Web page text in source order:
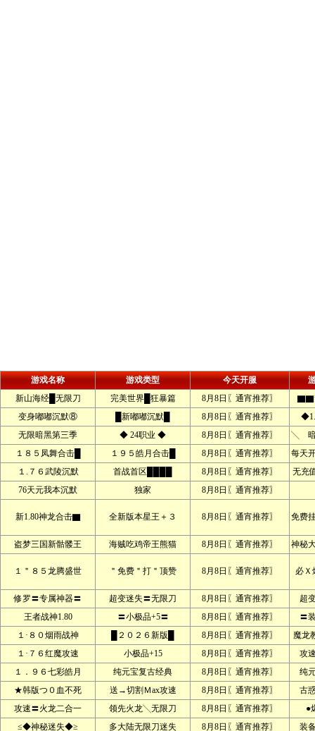
游戏名称 游戏类型 今天开服
新山海经█无限刀
完美世界█狂暴篇 8月8日〖通宵推荐〗
变身嘟嘟沉默⑧
█新嘟嘟沉默█ 8月8日〖通宵推荐〗
无限暗黑第三季
◆ 24职业 ◆ 8月8日〖通宵推荐〗
╲ 暗
１８５凤舞合击█
１９５皓月合击█ 8月8日〖通宵推荐〗
每天
１.７６武陵沉默
首战首区████ 8月8日〖通宵推荐〗
无充
76天元我本沉默
独家 8月8日〖通宵推荐〗
新1.80神龙合击▇ 全新版本星王＋３ 8月8日〖通宵推荐〗 免费
盗梦三国新骷髅王 海贼吃鸡帝王熊猫 8月8日〖通宵推荐〗 神秘
１＂８５龙腾盛世 ＂免费＂打＂顶赞 8月8日〖通宵推荐〗 必Ｘ
修罗〓专属神器〓 超变迷失〓无限刀 8月8日〖通宵推荐〗
超
王者战神1.80
〓小极品+5〓 8月8日〖通宵推荐〗
〓
１·８０烟雨战神
█２０２６新版█ 8月8日〖通宵推荐〗
魔龙
１·７６红魔攻速
小极品+15 8月8日〖通宵推荐〗
攻
１．９６七彩皓月
纯元宝复古经典 8月8日〖通宵推荐〗
纯
★韩版つ０血不死
送→切割Ｍax攻速 8月8日〖通宵推荐〗
古
攻速〓火龙二合一
领先火龙╲无限刀 8月8日〖通宵推荐〗
●
≤◆神秘迷失◆≥
多大陆无限刀迷失 8月8日〖通宵推荐〗 装